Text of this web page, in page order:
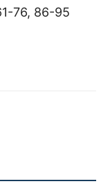
76, 86-95